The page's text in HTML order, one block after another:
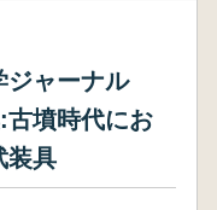
ジャーナル
墳時代にお
装具